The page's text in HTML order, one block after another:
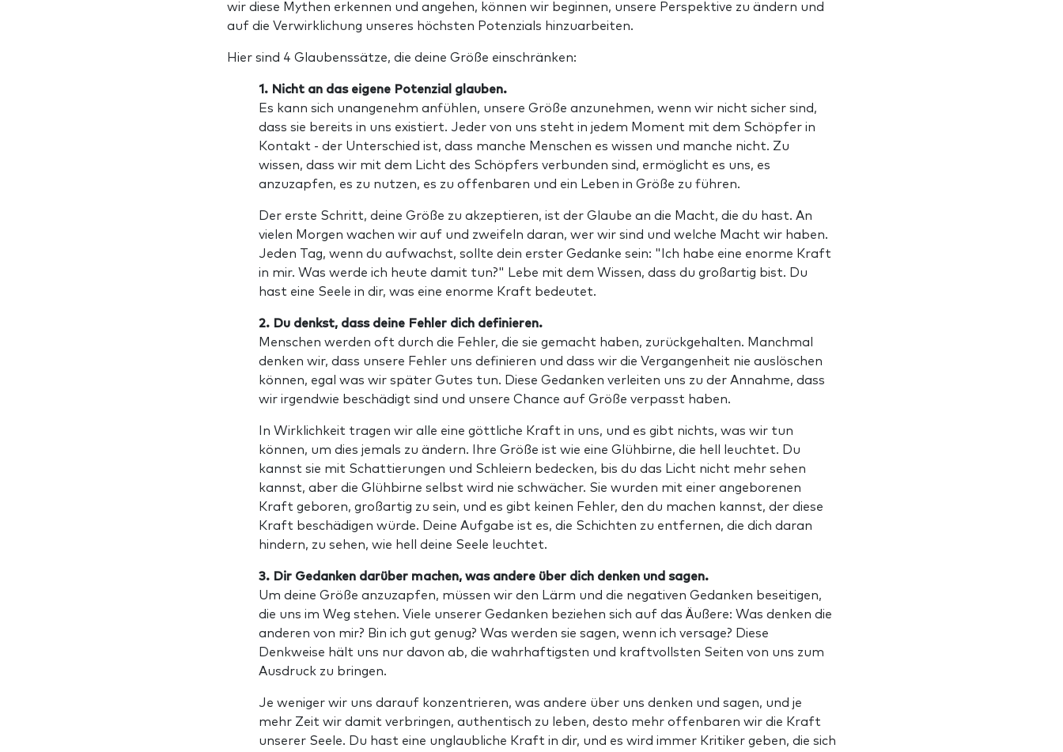
wir diese Mythen erkennen und angehen, können wir beginnen, unsere Perspektive zu ändern und
auf die Verwirklichung unseres höchsten Potenzials hinzuarbeiten.
Hier sind 4 Glaubenssätze, die deine Größe einschränken:
1. Nicht an das eigene Potenzial glauben.
Es kann sich unangenehm anfühlen, unsere Größe anzunehmen, wenn wir nicht sicher sind,
dass sie bereits in uns existiert. Jeder von uns steht in jedem Moment mit dem Schöpfer in
Kontakt - der Unterschied ist, dass manche Menschen es wissen und manche nicht. Zu
wissen, dass wir mit dem Licht des Schöpfers verbunden sind, ermöglicht es uns, es
anzuzapfen, es zu nutzen, es zu offenbaren und ein Leben in Größe zu führen.
Der erste Schritt, deine Größe zu akzeptieren, ist der Glaube an die Macht, die du hast. An
vielen Morgen wachen wir auf und zweifeln daran, wer wir sind und welche Macht wir haben.
Jeden Tag, wenn du aufwachst, sollte dein erster Gedanke sein: "Ich habe eine enorme Kraft
in mir. Was werde ich heute damit tun?" Lebe mit dem Wissen, dass du großartig bist. Du
hast eine Seele in dir, was eine enorme Kraft bedeutet.
2. Du denkst, dass deine Fehler dich definieren.
Menschen werden oft durch die Fehler, die sie gemacht haben, zurückgehalten. Manchmal
denken wir, dass unsere Fehler uns definieren und dass wir die Vergangenheit nie auslöschen
können, egal was wir später Gutes tun. Diese Gedanken verleiten uns zu der Annahme, dass
wir irgendwie beschädigt sind und unsere Chance auf Größe verpasst haben.
In Wirklichkeit tragen wir alle eine göttliche Kraft in uns, und es gibt nichts, was wir tun
können, um dies jemals zu ändern. Ihre Größe ist wie eine Glühbirne, die hell leuchtet. Du
kannst sie mit Schattierungen und Schleiern bedecken, bis du das Licht nicht mehr sehen
kannst, aber die Glühbirne selbst wird nie schwächer. Sie wurden mit einer angeborenen
Kraft geboren, großartig zu sein, und es gibt keinen Fehler, den du machen kannst, der diese
Kraft beschädigen würde. Deine Aufgabe ist es, die Schichten zu entfernen, die dich daran
hindern, zu sehen, wie hell deine Seele leuchtet.
3. Dir Gedanken darüber machen, was andere über dich denken und sagen.
Um deine Größe anzuzapfen, müssen wir den Lärm und die negativen Gedanken beseitigen,
die uns im Weg stehen. Viele unserer Gedanken beziehen sich auf das Äußere: Was denken die
anderen von mir? Bin ich gut genug? Was werden sie sagen, wenn ich versage? Diese
Denkweise hält uns nur davon ab, die wahrhaftigsten und kraftvollsten Seiten von uns zum
Ausdruck zu bringen.
Je weniger wir uns darauf konzentrieren, was andere über uns denken und sagen, und je
mehr Zeit wir damit verbringen, authentisch zu leben, desto mehr offenbaren wir die Kraft
unserer Seele. Du hast eine unglaubliche Kraft in dir, und es wird immer Kritiker geben, die sich